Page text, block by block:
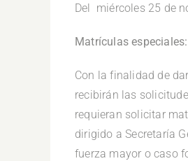
Del miércoles 25 de
Matrículas especiales:
Con la finalidad de
recibirán las
requieran solicitar
dirigido a Secretaría
fuerza mayor o caso